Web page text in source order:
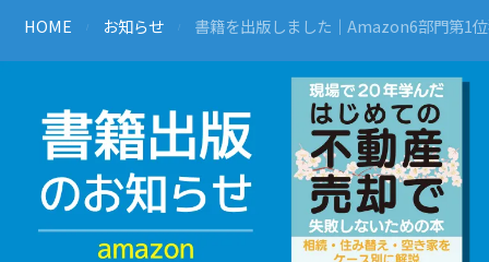
HOME お知らせ 書籍を出版しました｜Amazon6部門第1